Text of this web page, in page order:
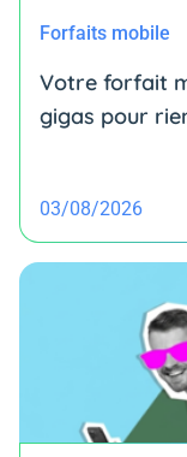
Forfaits mobile
Votre forfait
gigas pour
03/08/2026